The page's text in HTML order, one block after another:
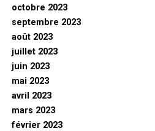
octobre 2023
septembre 2023
août 2023
juillet 2023
juin 2023
mai 2023
avril 2023
mars 2023
février 2023